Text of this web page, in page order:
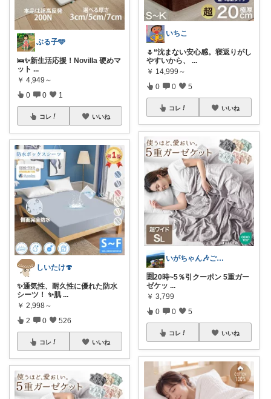
ぶる子🩵
🛌✨新生活応援！Novilla 硬めマ
ット ...
￥ 4,949～
0 0 1
コレ いいね
しいたけ🍄
✨通気性、耐久性に優れた防水
シーツ！ ✨肌 ...
￥ 2,998～
2 0 526
コレ いいね
いちこ
🌷“沈まない安心感。寝返りがし
やすいから、
...
￥ 14,999～
0 0 5
コレ いいね
いがちゃん🎶ご購入感謝です🎶
🈹20時~5％引クーポン 5重ガー
ゼケッ ...
￥ 3,799
0 0 5
コレ いいね